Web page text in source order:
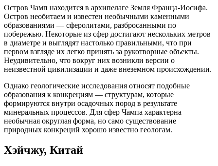
Остров Чамп находится в архипелаге Земля Франца-Иосифа.
Остров необитаем и известен необычными каменными
образованиями — сферолитами, разбросанными по
побережью. Некоторые из сфер достигают нескольких метров
в диаметре и выглядят настолько правильными, что при
первом взгляде их легко принять за рукотворные объекты.
Неудивительно, что вокруг них возникли версии о
неизвестной цивилизации и даже внеземном происхождении.
Однако геологические исследования относят подобные
образования к конкрециям — структурам, которые
формируются внутри осадочных пород в результате
минеральных процессов. Для сфер Чампа характерна
необычная округлая форма, но само существование
природных конкреций хорошо известно геологам.
Хэйчжу, Китай